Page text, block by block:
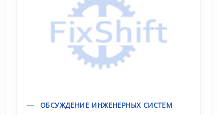
ОБСУЖДЕНИЕ ИНЖЕНЕРНЫХ СИСТЕМ